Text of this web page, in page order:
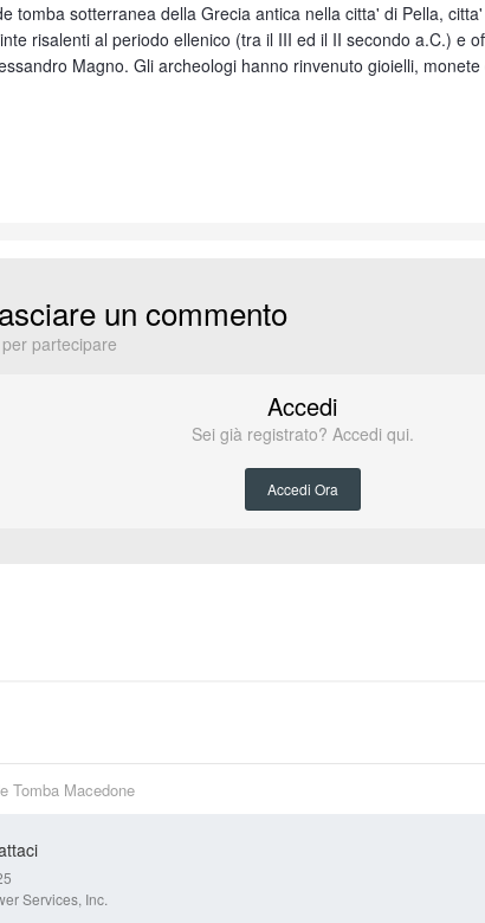
tomba sotterranea della Grecia antica nella citta' di Pella,
risalenti al periodo ellenico (tra il III ed il II secondo a.C.) e
Magno. Gli archeologi hanno rinvenuto gioielli,
un commento
partecipare
Accedi
Sei già registrato? Accedi qui.
Accedi Ora
Tomba Macedone
Services, Inc.